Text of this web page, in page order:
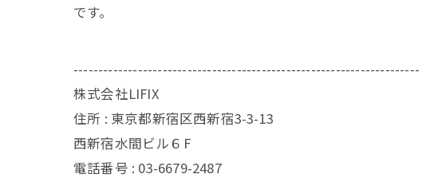
です。
----------------------------------------------------------------------
株式会社LIFIX
住所 : 東京都新宿区西新宿3-3-13
西新宿水間ビル６F
電話番号 : 03-6679-2487